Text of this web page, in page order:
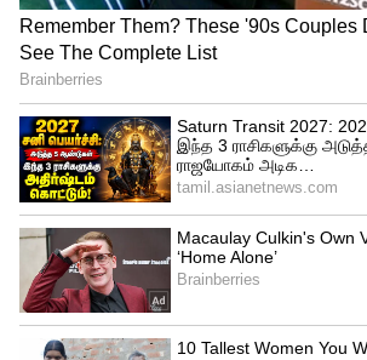
கருதப்படுகிறது.
விருப்பத்தின் அடிப்படையில்
ஆனால் MaxxSaver தானாகவே
செயல்படுத்தப்படும், அதாவது
மதிப்பு ₹999ஐ தாண்டியவுடன்.
பழைய Zepto Pass சந்தாவை
‘Zepto Daily’ என்ற அழைப்பிதழ்
அடிப்படையிலான சேவையைத்
தொடங்கவுள்ள நேரத்தில்
அறிமுகப்படுத்தப்பட்டுள்ளது.